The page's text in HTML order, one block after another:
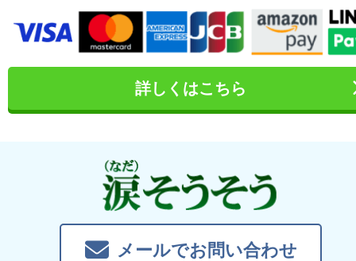
詳しくはこちら
メールでお問い合わせ